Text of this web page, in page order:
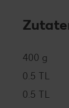
400 g
0.5 TL
0.5 TL